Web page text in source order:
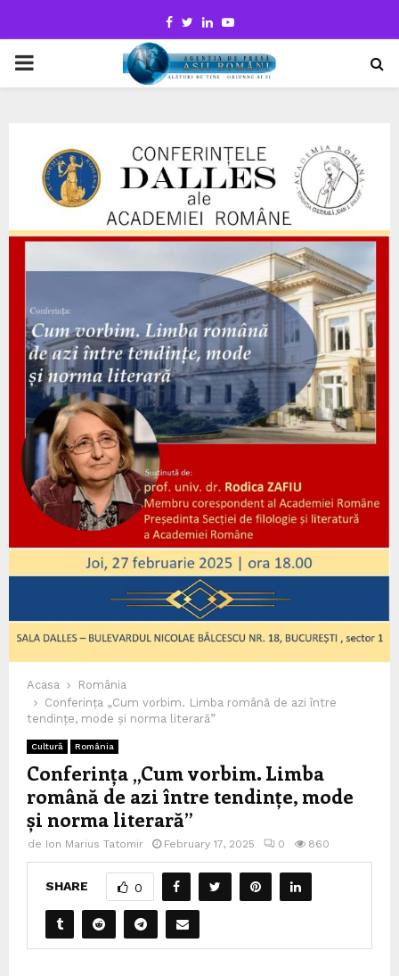
Facebook
TwitterLinkedinYoutube
PRIMARY
Acasa
România
Conferința „Cum vorbim. Limba română de azi între
tendințe, mode și norma literară”
Cultură România
Conferința „Cum vorbim. Limba
română de azi între tendințe, mode
și norma literară”
de Ion Marius Tatomir February 17, 2025 0 860
SHARE 0